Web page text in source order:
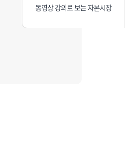
동영상 강의로 보는 자본시장